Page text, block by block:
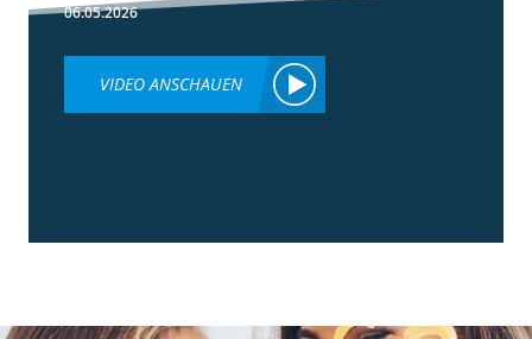
06.05.2026
VIDEO ANSCHAUEN